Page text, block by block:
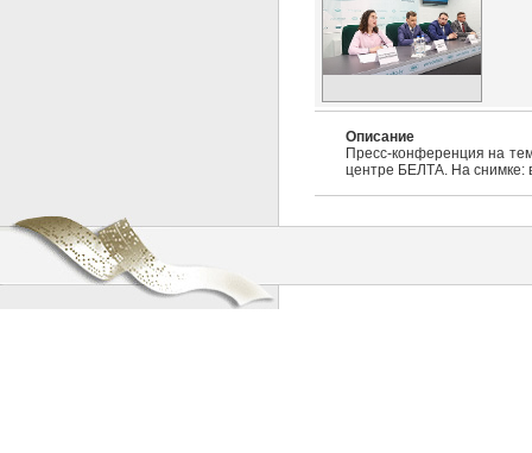
Описание
Пресс-конференция на
центре БЕЛТА. На снимке: